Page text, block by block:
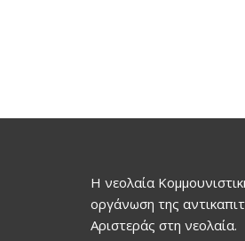
Η νεολαία
οργάνωση της
Αριστεράς στη νεολαία.